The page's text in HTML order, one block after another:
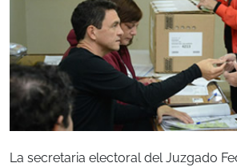
La secretaria electoral del Juzgado